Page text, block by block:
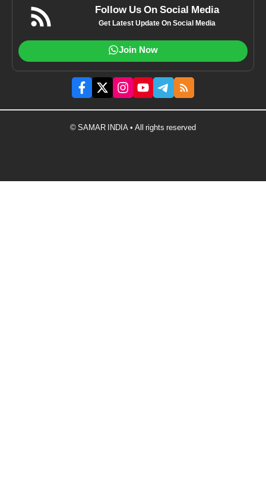
Follow Us On Social Media
Get Latest Update On Social Media
Join Now
© SAMAR INDIA • All rights reserved